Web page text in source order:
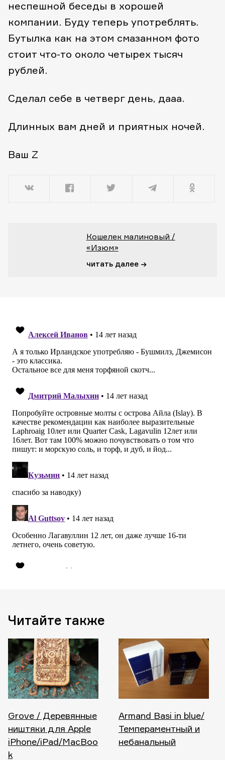
неспешной беседы в хорошей
компании. Буду теперь употреблять.
Бутылка как на этом смазанном фото
стоит что-то около четырех тысяч
рублей.
Сделал себе в четверг день, дааа.
Длинных вам дней и приятных ночей.
Ваш Z
Кошелек малиновый /
«Изюм»
читать далее →
Читайте также
Grove / Деревянные
ништяки для Apple
iPhone/iPad/MacBoo
k
Armand Basi in blue/
Темпераментный и
небанальный